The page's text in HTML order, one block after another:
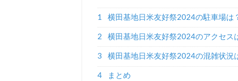
1 横田基地日米友好祭2024の駐車場は
2 横田基地日米友好祭2024のアクセス
3 横田基地日米友好祭2024の混雑状況
4 まとめ